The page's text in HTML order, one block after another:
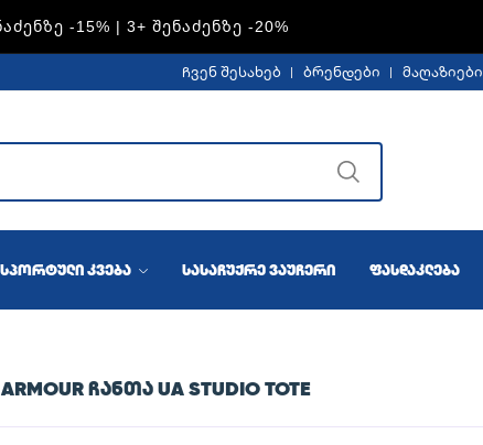
ᲨᲔᲜᲐᲫᲔᲜᲖᲔ -20% | 3+ ᲨᲔᲜᲐᲫᲔᲜᲖᲔ -30%
ჩვენ შესახებ ბრენდები მაღაზიები
სპორტული კვება სასაჩუქრე ვაუჩერი ფასდაკლება
ᲩᲐᲜᲗᲐ UA STUDIO TOTE